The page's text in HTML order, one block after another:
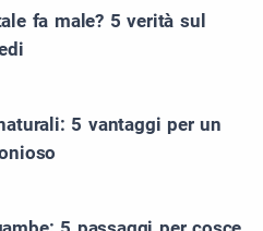
fa male? 5 verità sul
5 vantaggi per un